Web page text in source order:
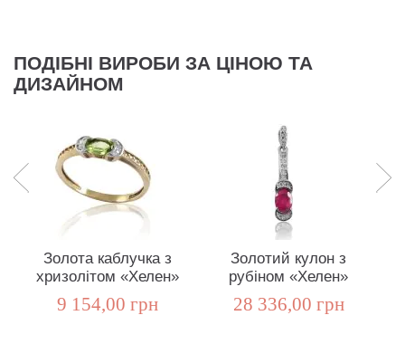
ПОДІБНІ ВИРОБИ ЗА ЦІНОЮ ТА
ДИЗАЙНОМ
Золота каблучка з
хризолітом «Хелен»
9 154,00 грн
Золотий кулон з
рубіном «Хелен»
28 336,00 грн